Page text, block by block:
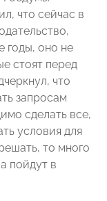
что сейчас в
годы, оно не
стоят перед
что
запросам
сделать все,
условия для
то много
пойдут в